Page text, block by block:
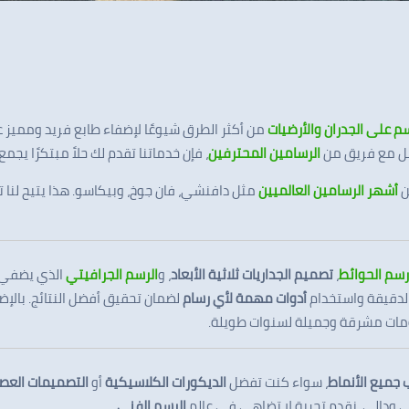
على الجدران والأرضياتمن أكثر الطرق شيوعًا لإضفاء طابع فريد
مع فريق منالرسامين المحترفين، فإن خدماتنا تقدم لك حلاً مبتكرًا
أشهر الرسامين العالميينمثل دافنشي، فان جوخ، وبيكاسو. هذا يتيح
رسم الحوائط،تصميم الجداريات ثلاثية الأبعاد، والرسم الجرافيتيالذي
واستخدامأدوات مهمة لأي رساملضمان تحقيق أفضل النتائج.
مشرقة وجميلة لسنوات طويلة.
الأنماط، سواء كنت تفضلالديكورات الكلاسيكيةأوالتصميمات